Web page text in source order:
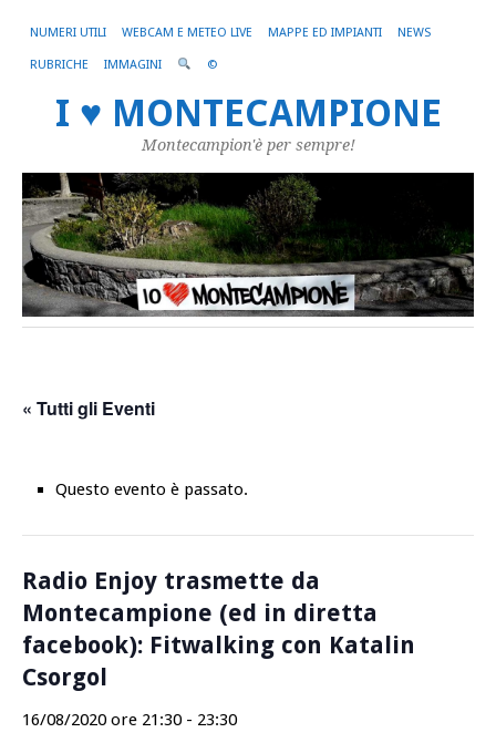
NUMERI UTILI WEBCAM E METEO LIVE MAPPE ED IMPIANTI NEWS
RUBRICHE IMMAGINI ©
I ♥ MONTECAMPIONE
Montecampion'è per sempre!
« Tutti gli Eventi
Questo evento è passato.
Radio Enjoy trasmette da
Montecampione (ed in diretta
facebook): Fitwalking con Katalin
Csorgol
16/08/2020 ore 21:30 - 23:30